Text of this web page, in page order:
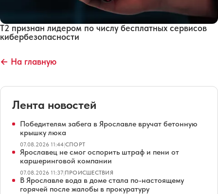
Т2 признан лидером по числу бесплатных сервисов
кибербезопасности
← На главную
Лента новостей
Победителям забега в Ярославле вручат бетонную
крышку люка
07.08.2026 11:44|СПОРТ
Ярославец не смог оспорить штраф и пени от
каршеринговой компании
07.08.2026 11:37|ПРОИСШЕСТВИЯ
В Ярославле вода в доме стала по-настоящему
горячей после жалобы в прокуратуру